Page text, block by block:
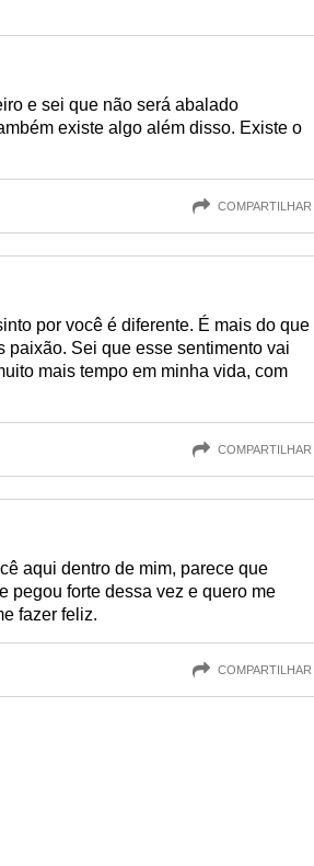
e sei que não será abalado
existe algo além disso. Existe o
COMPARTILHAR
por você é diferente. É mais do que
paixão. Sei que esse sentimento vai
mais tempo em minha vida, com
COMPARTILHAR
aqui dentro de mim, parece que
pegou forte dessa vez e quero me
fazer feliz.
COMPARTILHAR